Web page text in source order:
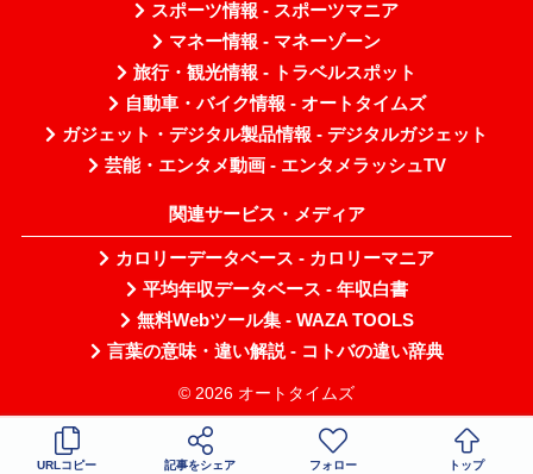
スポーツ情報 - スポーツマニア
マネー情報 - マネーゾーン
旅行・観光情報 - トラベルスポット
自動車・バイク情報 - オートタイムズ
ガジェット・デジタル製品情報 - デジタルガジェット
芸能・エンタメ動画 - エンタメラッシュTV
関連サービス・メディア
カロリーデータベース - カロリーマニア
平均年収データベース - 年収白書
無料Webツール集 - WAZA TOOLS
言葉の意味・違い解説 - コトバの違い辞典
© 2026 オートタイムズ
URLコピー 記事をシェア フォロー トップ